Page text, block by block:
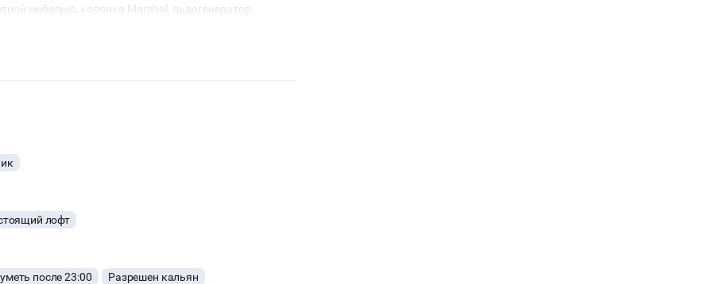
мебелью, колонка Marshal, льдогенератор.
лофт
после 23:00 Разрешен кальян